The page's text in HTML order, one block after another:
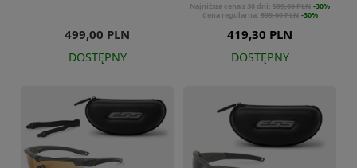
499,00 PLN
DOSTĘPNY
419,30 PLN
Najniższa cena z 30 dni: 599,00 PLN -30%
Cena regularna: 599,00 PLN -30%
DOSTĘPNY